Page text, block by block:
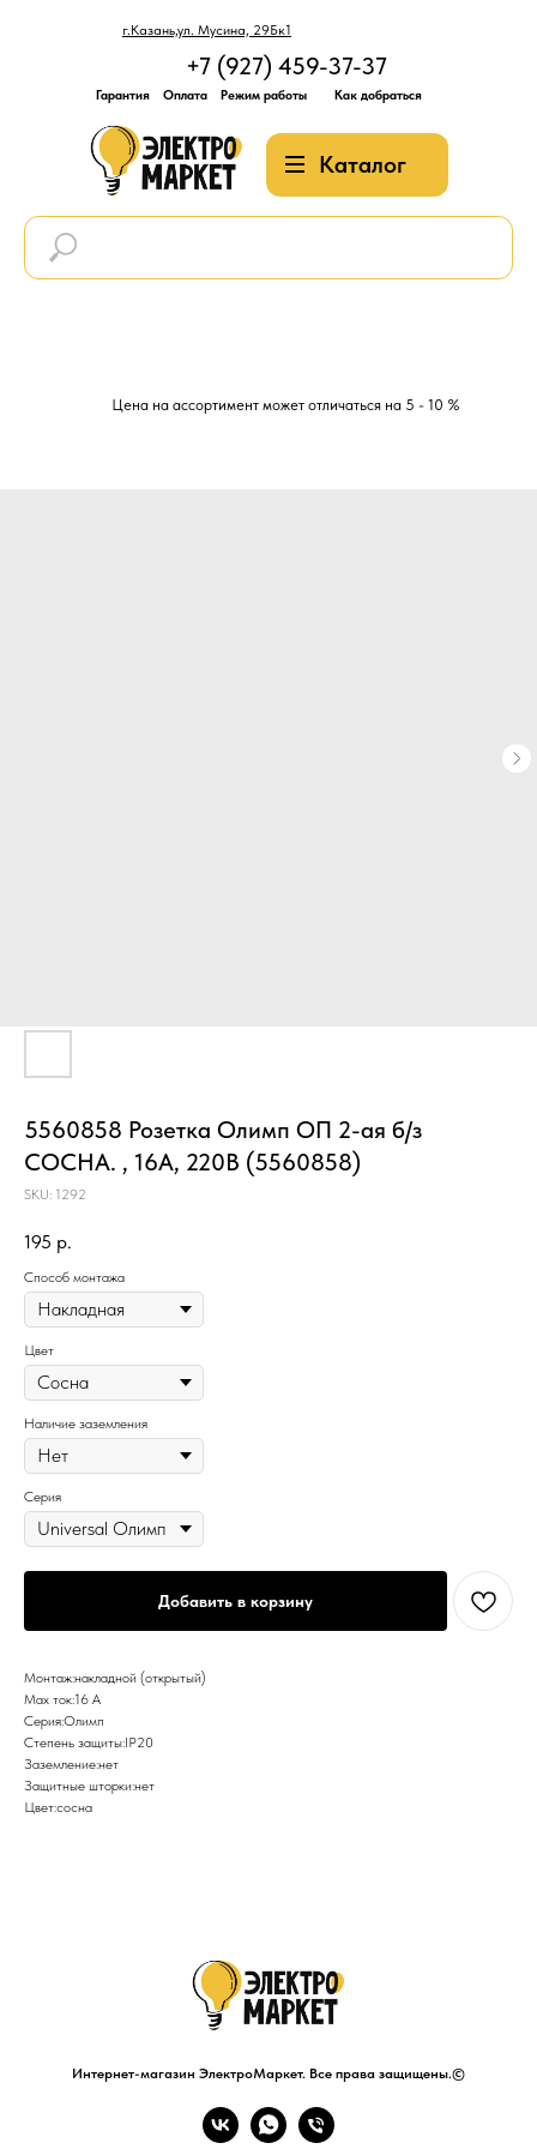
г.Казань,ул. Мусина, 29Бк1
Каталог
+7 (927) 459-37-37
Гарантия Оплата Режим работы Как добраться
Цена на ассортимент может отличаться на 5 - 10 %
5560858 Розетка Олимп ОП 2-ая б/з
СОСНА. , 16А, 220В (5560858)
SKU: 1292
195 р.
Способ монтажа
Цвет
Наличие заземления
Серия
Добавить в корзину
Монтаж:накладной (открытый)
Max ток:16 А
Серия:Олимп
Степень защиты:IP20
Заземление:нет
Защитные шторки:нет
Цвет:сосна
Интернет-магазин ЭлектроМаркет. Все права защищены.©